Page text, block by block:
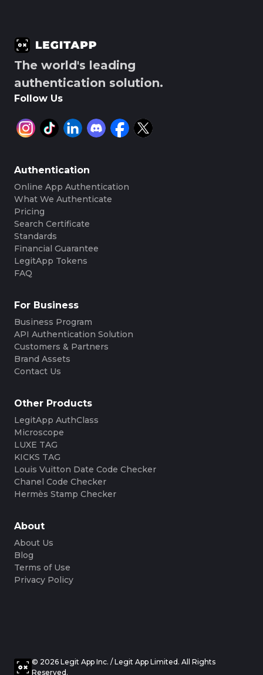
The world's leading
authentication solution.
Follow Us
Authentication
Online App Authentication
What We Authenticate
Pricing
Search Certificate
Standards
Financial Guarantee
LegitApp Tokens
FAQ
For Business
Business Program
API Authentication Solution
Customers & Partners
Brand Assets
Contact Us
Other Products
LegitApp AuthClass
Microscope
LUXE TAG
KICKS TAG
Louis Vuitton Date Code Checker
Chanel Code Checker
Hermès Stamp Checker
About
About Us
Blog
Terms of Use
Privacy Policy
© 2026 Legit App Inc. / Legit App Limited. All Rights
Reserved.